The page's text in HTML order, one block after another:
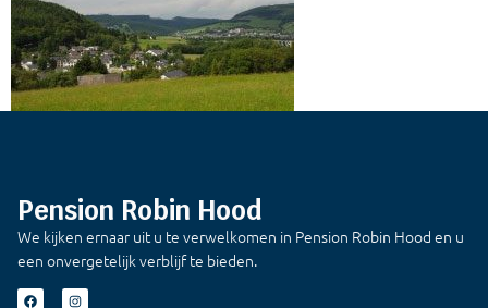
Pension Robin Hood
We kijken ernaar uit u te verwelkomen in Pension Robin Hood en u
een onvergetelijk verblijf te bieden.